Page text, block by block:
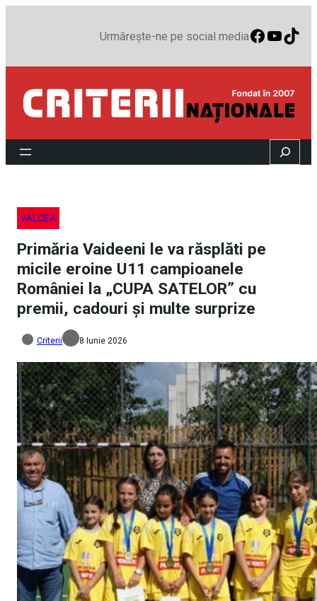
Urmărește-ne pe social media
Search
VÂLCEA
Primăria Vaideeni le va răsplăti pe
micile eroine U11 campioanele
României la „CUPA SATELOR” cu
premii, cadouri și multe surprize
Criterii 8 Iunie 2026